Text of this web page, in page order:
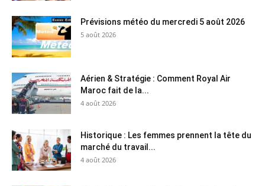
Prévisions météo du mercredi 5 août 2026
5 août 2026
Aérien & Stratégie : Comment Royal Air
Maroc fait de la...
4 août 2026
Historique : Les femmes prennent la tête du
marché du travail...
4 août 2026